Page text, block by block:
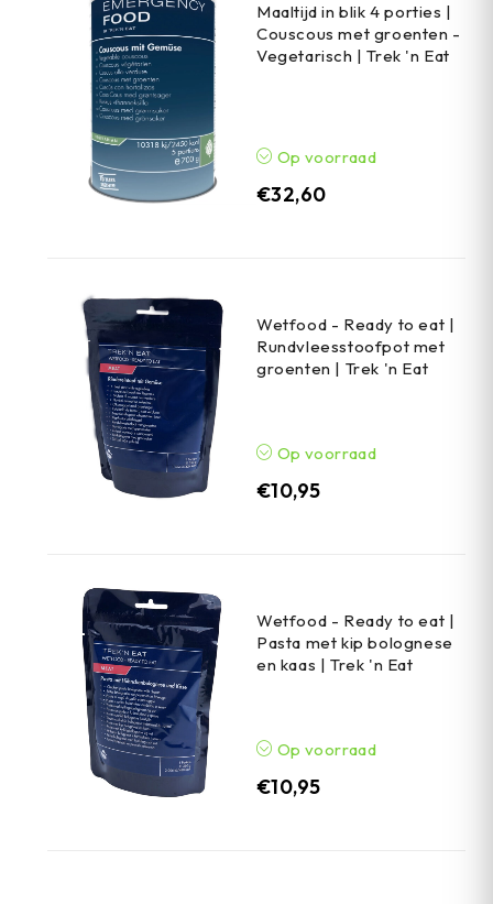
Maaltijd in blik 4 porties |
Couscous met groenten -
Vegetarisch | Trek 'n Eat
Op voorraad
€32,60
Wetfood - Ready to eat |
Rundvleesstoofpot met
groenten | Trek 'n Eat
Op voorraad
€10,95
Wetfood - Ready to eat |
Pasta met kip bolognese
en kaas | Trek 'n Eat
Op voorraad
€10,95